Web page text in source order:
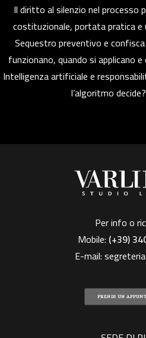
Il diritto al silenzio nel processo
costituzionale, portata pratica
Sequestro preventivo e
funzionano, quando si applicano
Intelligenza artificiale e
l’algoritmo decide?
Per info o
Mobile: (+39)
E-mail:
PRENDI UN